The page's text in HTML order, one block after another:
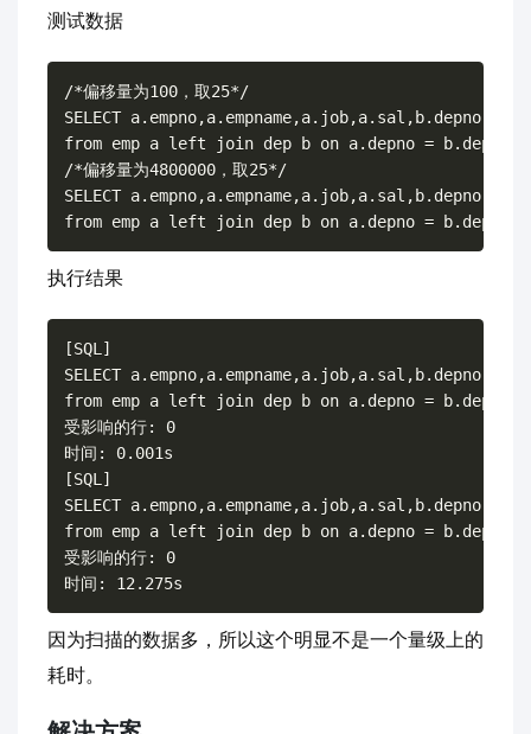
测试数据
/*偏移量为100，取25*/
SELECT
from emp a left join dep b on a.depno =
/*偏移量为4800000，取25*/
SELECT
执行结果
[SQL]
SELECT
from emp a left join dep b on a.depno =
受影响的行: 0
时间: 0.001s
[SQL]
SELECT
from emp a left join dep b on a.depno =
受影响的行: 0
因为扫描的数据多，所以这个明显不是一个量级上的
耗时。